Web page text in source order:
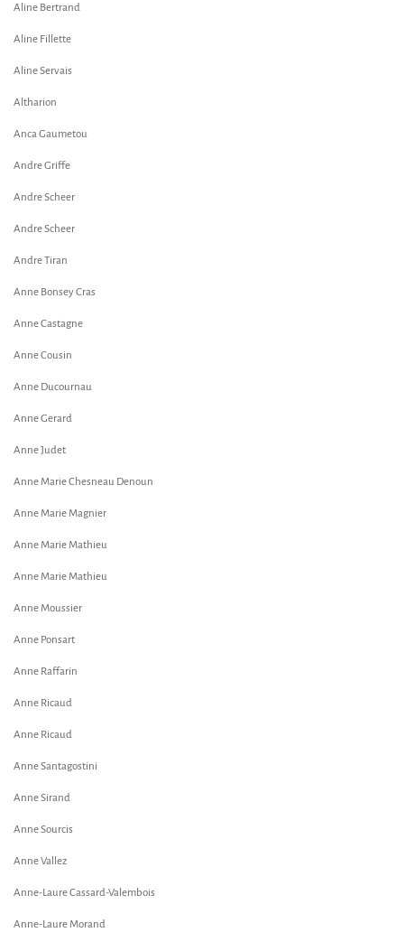
Aline Bertrand
Aline Fillette
Aline Servais
Altharion
Anca Gaumetou
Andre Griffe
Andre Scheer
Andre Scheer
Andre Tiran
Anne Bonsey Cras
Anne Castagne
Anne Cousin
Anne Ducournau
Anne Gerard
Anne Judet
Anne Marie Chesneau Denoun
Anne Marie Magnier
Anne Marie Mathieu
Anne Marie Mathieu
Anne Moussier
Anne Ponsart
Anne Raffarin
Anne Ricaud
Anne Ricaud
Anne Santagostini
Anne Sirand
Anne Sourcis
Anne Vallez
Anne-Laure Cassard-Valembois
Anne-Laure Morand